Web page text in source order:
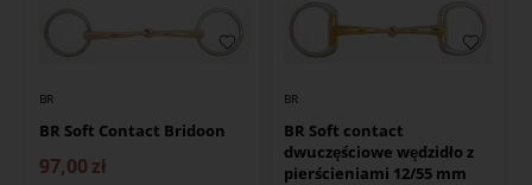
BR
BR Soft Contact Bridoon
97,00 zł
BR
BR Soft contact
dwuczęściowe wędzidło z
pierścieniami 12/55 mm